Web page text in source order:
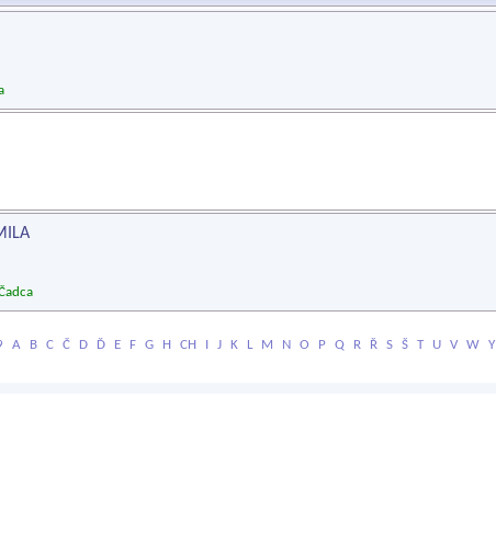
A B C Č D Ď E F G H CH I J K L M N O P Q R Ř S Š T U V W Y